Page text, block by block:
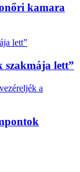
kamara
szakmája lett”